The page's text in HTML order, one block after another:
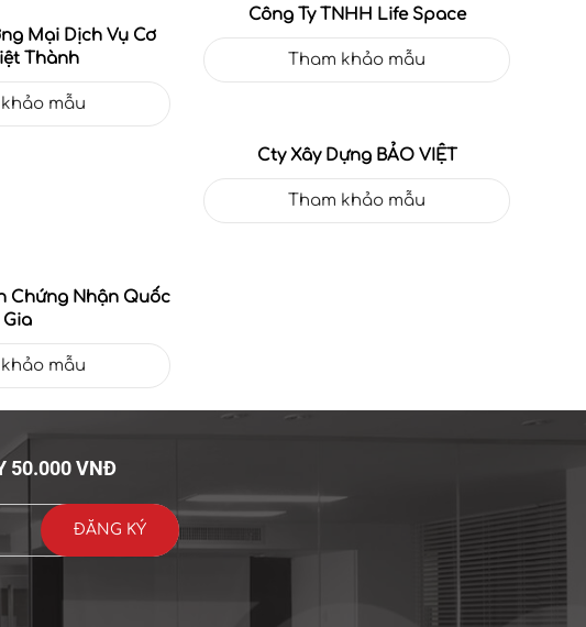
Mại Dịch Vụ Cơ
Thành
mẫu
Công Ty TNHH Life Space
Tham khảo mẫu
Cty Xây Dựng BẢO VIỆT
Tham khảo mẫu
Chứng Nhận Quốc
Gia
mẫu
50.000 VNĐ